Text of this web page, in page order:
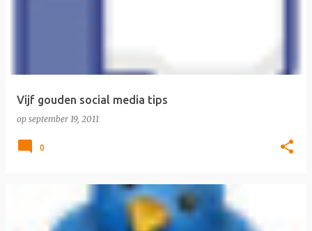
Vijf gouden social media tips
op september 19, 2011
0